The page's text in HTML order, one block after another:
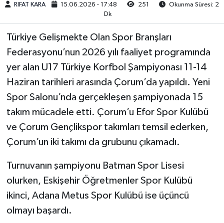
RIFAT KARA 15.06.2026 - 17:48 251
Okunma Süresi: 2
Dk
Türkiye Gelişmekte Olan Spor Branşları
Federasyonu’nun 2026 yılı faaliyet programında
yer alan U17 Türkiye Korfbol Şampiyonası 11-14
Haziran tarihleri arasında Çorum’da yapıldı. Yeni
Spor Salonu’nda gerçekleşen şampiyonada 15
takım mücadele etti. Çorum’u Efor Spor Kulübü
ve Çorum Gençlikspor takımları temsil ederken,
Çorum’un iki takımı da grubunu çıkamadı.
Turnuvanın şampiyonu Batman Spor Lisesi
olurken, Eskişehir Öğretmenler Spor Kulübü
ikinci, Adana Metus Spor Kulübü ise üçüncü
olmayı başardı.
Uğurludağ
Sağlık